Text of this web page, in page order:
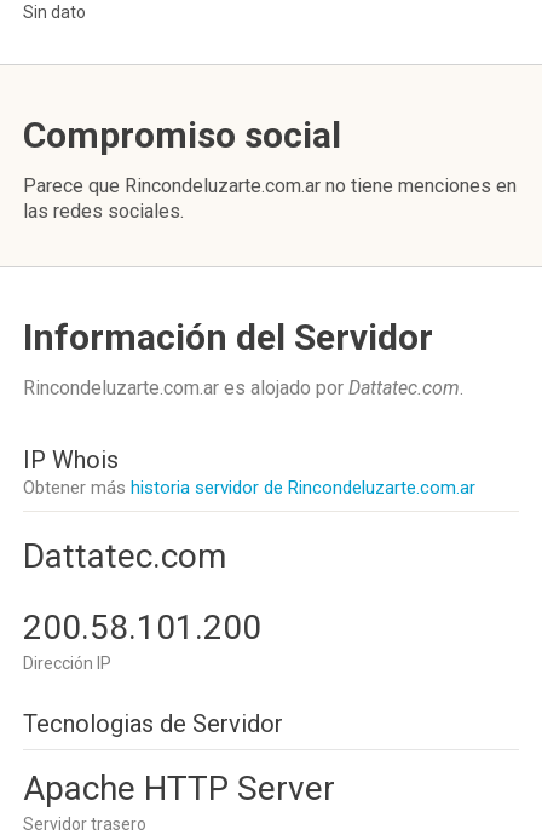
Sin dato
Compromiso social
Parece que Rincondeluzarte.com.ar no tiene menciones en
las redes sociales.
Información del Servidor
Rincondeluzarte.com.ar es alojado por Dattatec.com.
IP Whois
Obtener más historia servidor de Rincondeluzarte.com.ar
Dattatec.com
200.58.101.200
Dirección IP
Tecnologias de Servidor
Apache HTTP Server
Servidor trasero